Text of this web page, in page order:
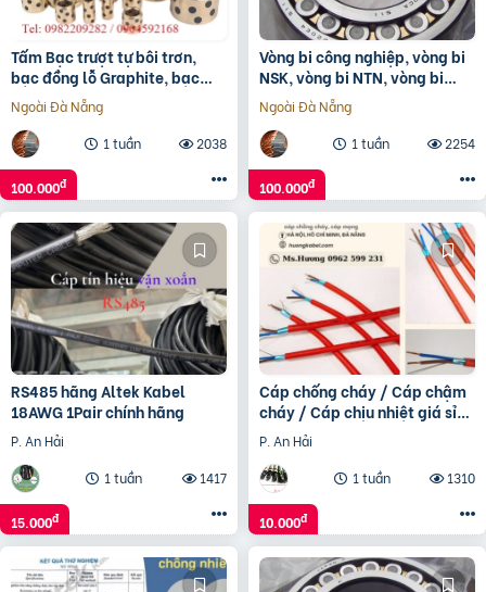
Tấm Bạc trượt tự bôi trơn,
bạc đồng lỗ Graphite, bạc
Graphite, bạc đồng tiết dầu
Ngoài Đà Nẵng
1 tuần
2038
100.000đ
Vòng bi công nghiệp, vòng bi
NSK, vòng bi NTN, vòng bi
KBC, Vòng bi NACHI
Ngoài Đà Nẵng
1 tuần
2254
100.000đ
RS485 hãng Altek Kabel
18AWG 1Pair chính hãng
P. An Hải
1 tuần
1417
15.000đ
Cáp chống cháy / Cáp chậm
cháy / Cáp chịu nhiệt giá sỉ
tận gốc
P. An Hải
1 tuần
1310
10.000đ